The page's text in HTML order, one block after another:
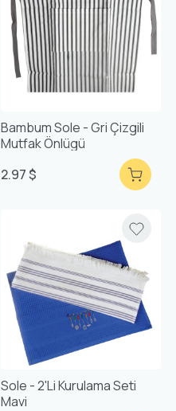
Bambum Sole - Gri Çizgili
Mutfak Önlügü
2.97 $
Sole - 2'li Kurulama Seti
Mavi